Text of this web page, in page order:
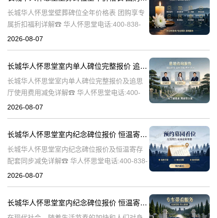
长城华人怀思堂壁葬碑位全年价格表 团购享专
属折扣福利详解☎ 华人怀思堂电话:400-838-
5063随着社会的发展和人们观念的变化，越来
2026-08-07
长城华人怀思堂室内单人碑位完整报价 追思厅使用费用减免详解
长城华人怀思堂室内单人碑位完整报价及追思
厅使用费用减免详解☎ 华人怀思堂电话:400-
838-5063引言随着社会的发展和人们生活水平
2026-08-07
长城华人怀思堂室内纪念碑位报价 恒温寄存配套同步减免详解
长城华人怀思堂室内纪念碑位报价及恒温寄存
配套同步减免详解☎ 华人怀思堂电话:400-838-
5063一、引言随着社会的发展和人们生活水平
2026-08-07
长城华人怀思堂室内纪念碑位报价 恒温寄存配套同步减免详解